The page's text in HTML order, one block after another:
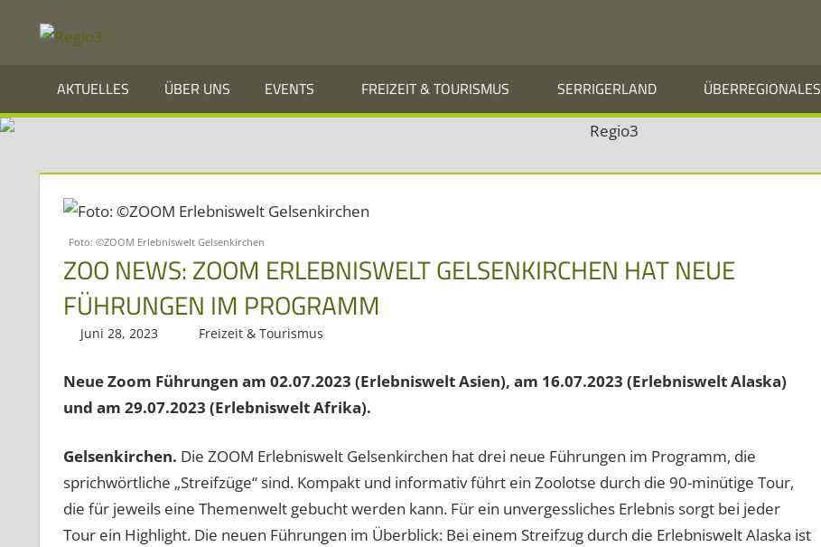
Informationen
über
Region
Mosel
Saar
Dreiländereck
AKTUELLES ÜBER UNS EVENTS FREIZEIT & TOURISMUS SERRIGERLAND ÜBERREGIONALES
Foto: ©ZOOM Erlebniswelt Gelsenkirchen
ZOO NEWS: ZOOM ERLEBNISWELT GELSENKIRCHEN HAT NEUE
FÜHRUNGEN IM PROGRAMM
Juni 28, 2023 Regio3
Freizeit & Tourismus
Neue Zoom Führungen am 02.07.2023 (Erlebniswelt Asien), am 16.07.2023 (Erlebniswelt Alaska)
und am 29.07.2023 (Erlebniswelt Afrika).
Gelsenkirchen. Die ZOOM Erlebniswelt Gelsenkirchen hat drei neue Führungen im Programm, die
sprichwörtliche „Streifzüge“ sind. Kompakt und informativ führt ein Zoolotse durch die 90-minütige Tour,
die für jeweils eine Themenwelt gebucht werden kann. Für ein unvergessliches Erlebnis sorgt bei jeder
Tour ein Highlight. Die neuen Führungen im Überblick: Bei einem Streifzug durch die Erlebniswelt Alaska ist